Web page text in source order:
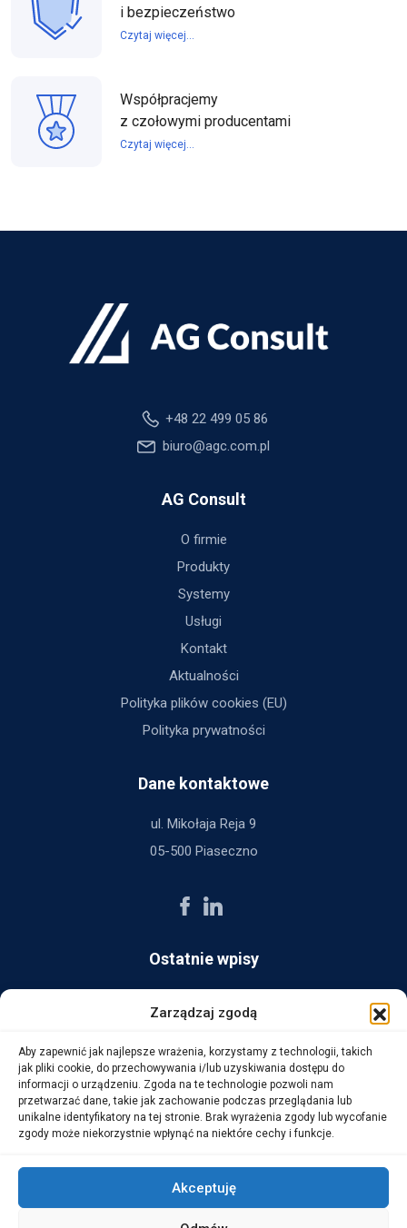
Zarządzaj zgodą
Aby zapewnić jak najlepsze wrażenia, korzystamy z technologii, takich
jak pliki cookie, do przechowywania i/lub uzyskiwania dostępu do
informacji o urządzeniu. Zgoda na te technologie pozwoli nam
przetwarzać dane, takie jak zachowanie podczas przeglądania lub
unikalne identyfikatory na tej stronie. Brak wyrażenia zgody lub wycofanie
zgody może niekorzystnie wpłynąć na niektóre cechy i funkcje.
Akceptuję
i bezpieczeństwo
Czytaj więcej...
Współpracjemy
z czołowymi producentami
Czytaj więcej...
+48 22 499 05 86
biuro@agc.com.pl
AG Consult
O firmie
Produkty
Systemy
Usługi
Kontakt
Aktualności
Polityka plików cookies (EU)
Polityka prywatności
Dane kontaktowe
ul. Mikołaja Reja 9
05-500 Piaseczno
Ostatnie wpisy
Micro
14 października, 2025
WarehouseLAB: LOGISTYKA 4.0 – Automatyzacja i
Optymalizacja Procesów Logistycznych